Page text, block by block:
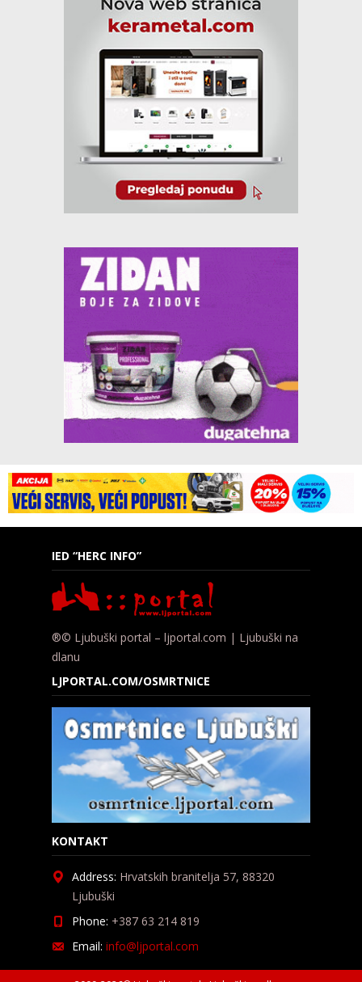
IED “HERC INFO”
®© Ljubuški portal – ljportal.com | Ljubuški na
dlanu
LJPORTAL.COM/OSMRTNICE
KONTAKT
Address: Hrvatskih branitelja 57, 88320
Ljubuški
Phone: +387 63 214 819
Email: info@ljportal.com